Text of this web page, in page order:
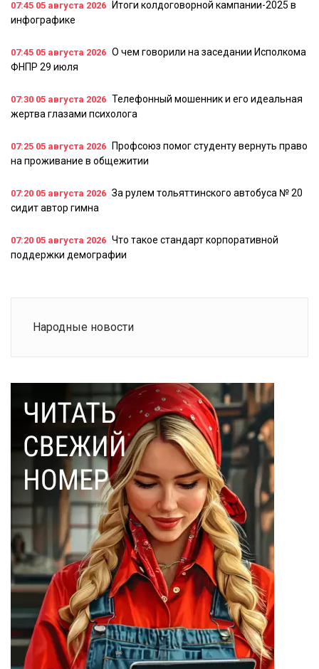
07:45 05 августа 2026
Итоги колдоговорной кампании-2025 в
инфографике
07:45 05 августа 2026 О чем говорили на заседании Исполкома
ФНПР 29 июля
07:30 05 августа 2026 Телефонный мошенник и его идеальная
жертва глазами психолога
07:25 05 августа 2026
Профсоюз помог студенту вернуть право
на проживание в общежитии
07:20 05 августа 2026 За рулем тольяттинского автобуса № 20
сидит автор гимна
07:20 05 августа 2026 Что такое стандарт корпоративной
поддержки демографии
Народные новости